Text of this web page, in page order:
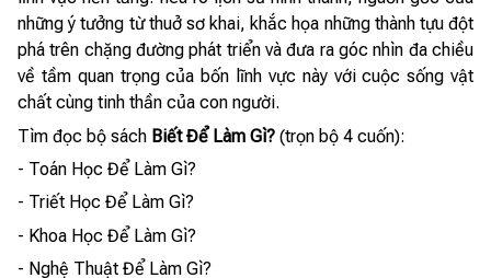
những ý tưởng từ thuở sơ khai, khắc họa những thành tựu đột
phá trên chặng đường phát triển và đưa ra góc nhìn đa chiều
về tầm quan trọng của bốn lĩnh vực này với cuộc sống vật
chất cùng tinh thần của con người.
Tìm đọc bộ sách Biết Để Làm Gì? (trọn bộ 4 cuốn):
- Toán Học Để Làm Gì?
- Triết Học Để Làm Gì?
- Khoa Học Để Làm Gì?
- Nghệ Thuật Để Làm Gì?